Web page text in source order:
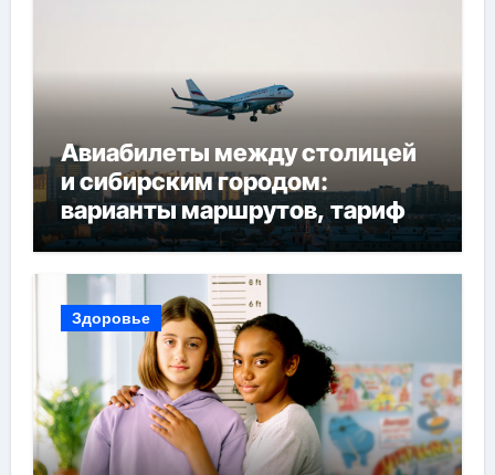
Авиабилеты между столицей
и сибирским городом:
варианты маршрутов, тарифы
и советы по планированию
поездки
Здоровье